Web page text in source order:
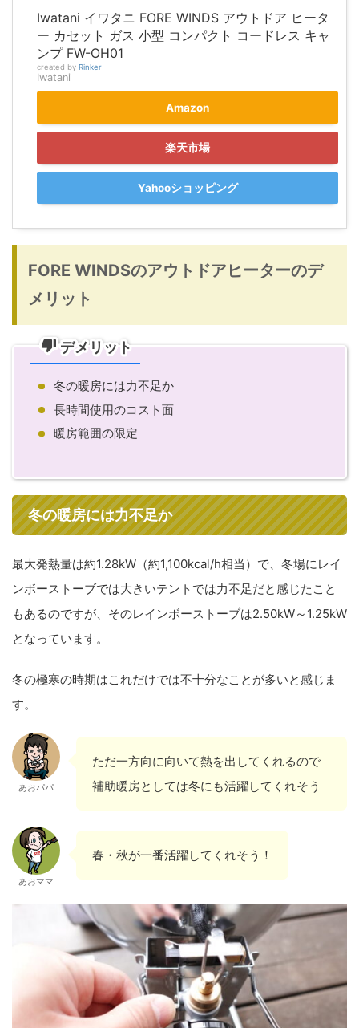
Iwatani イワタニ FORE WINDS アウトドア ヒータ
ー カセット ガス 小型 コンパクト コードレス キャ
ンプ FW-OH01
created by Rinker
Iwatani
Amazon
楽天市場
Yahooショッピング
FORE WINDSのアウトドアヒーターのデ
メリット
デメリット
冬の暖房には力不足か
長時間使用のコスト面
暖房範囲の限定
冬の暖房には力不足か
最大発熱量は約1.28kW（約1,100kcal/h相当）で、冬場にレイ
ンボーストーブでは大きいテントでは力不足だと感じたこと
もあるのですが、そのレインボーストーブは2.50kW～1.25kW
となっています。
冬の極寒の時期はこれだけでは不十分なことが多いと感じま
す。
あおパパ
ただ一方向に向いて熱を出してくれるので
補助暖房としては冬にも活躍してくれそう
あおママ
春・秋が一番活躍してくれそう！